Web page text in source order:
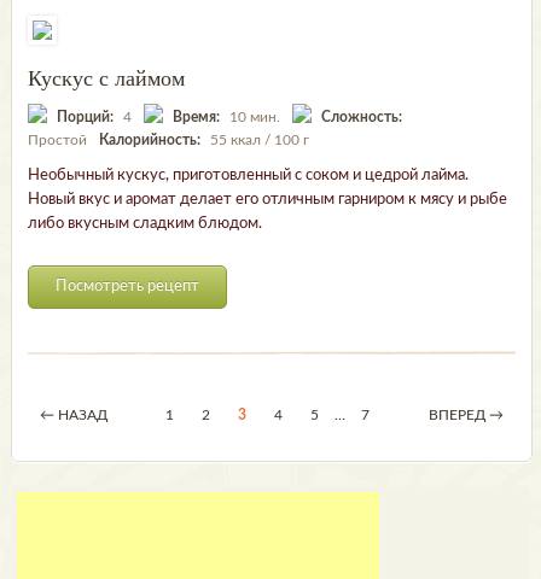
Кускус с лаймом
Порций: 4 Время: 10 мин.
Сложность:
Простой
Калорийность: 55 ккал / 100 г
Необычный кускус, приготовленный с соком и цедрой лайма.
Новый вкус и аромат делает его отличным гарниром к мясу и рыбе
либо вкусным сладким блюдом.
Посмотреть рецепт
← НАЗАД 1 2 3 4 5 7 ВПЕРЕД →